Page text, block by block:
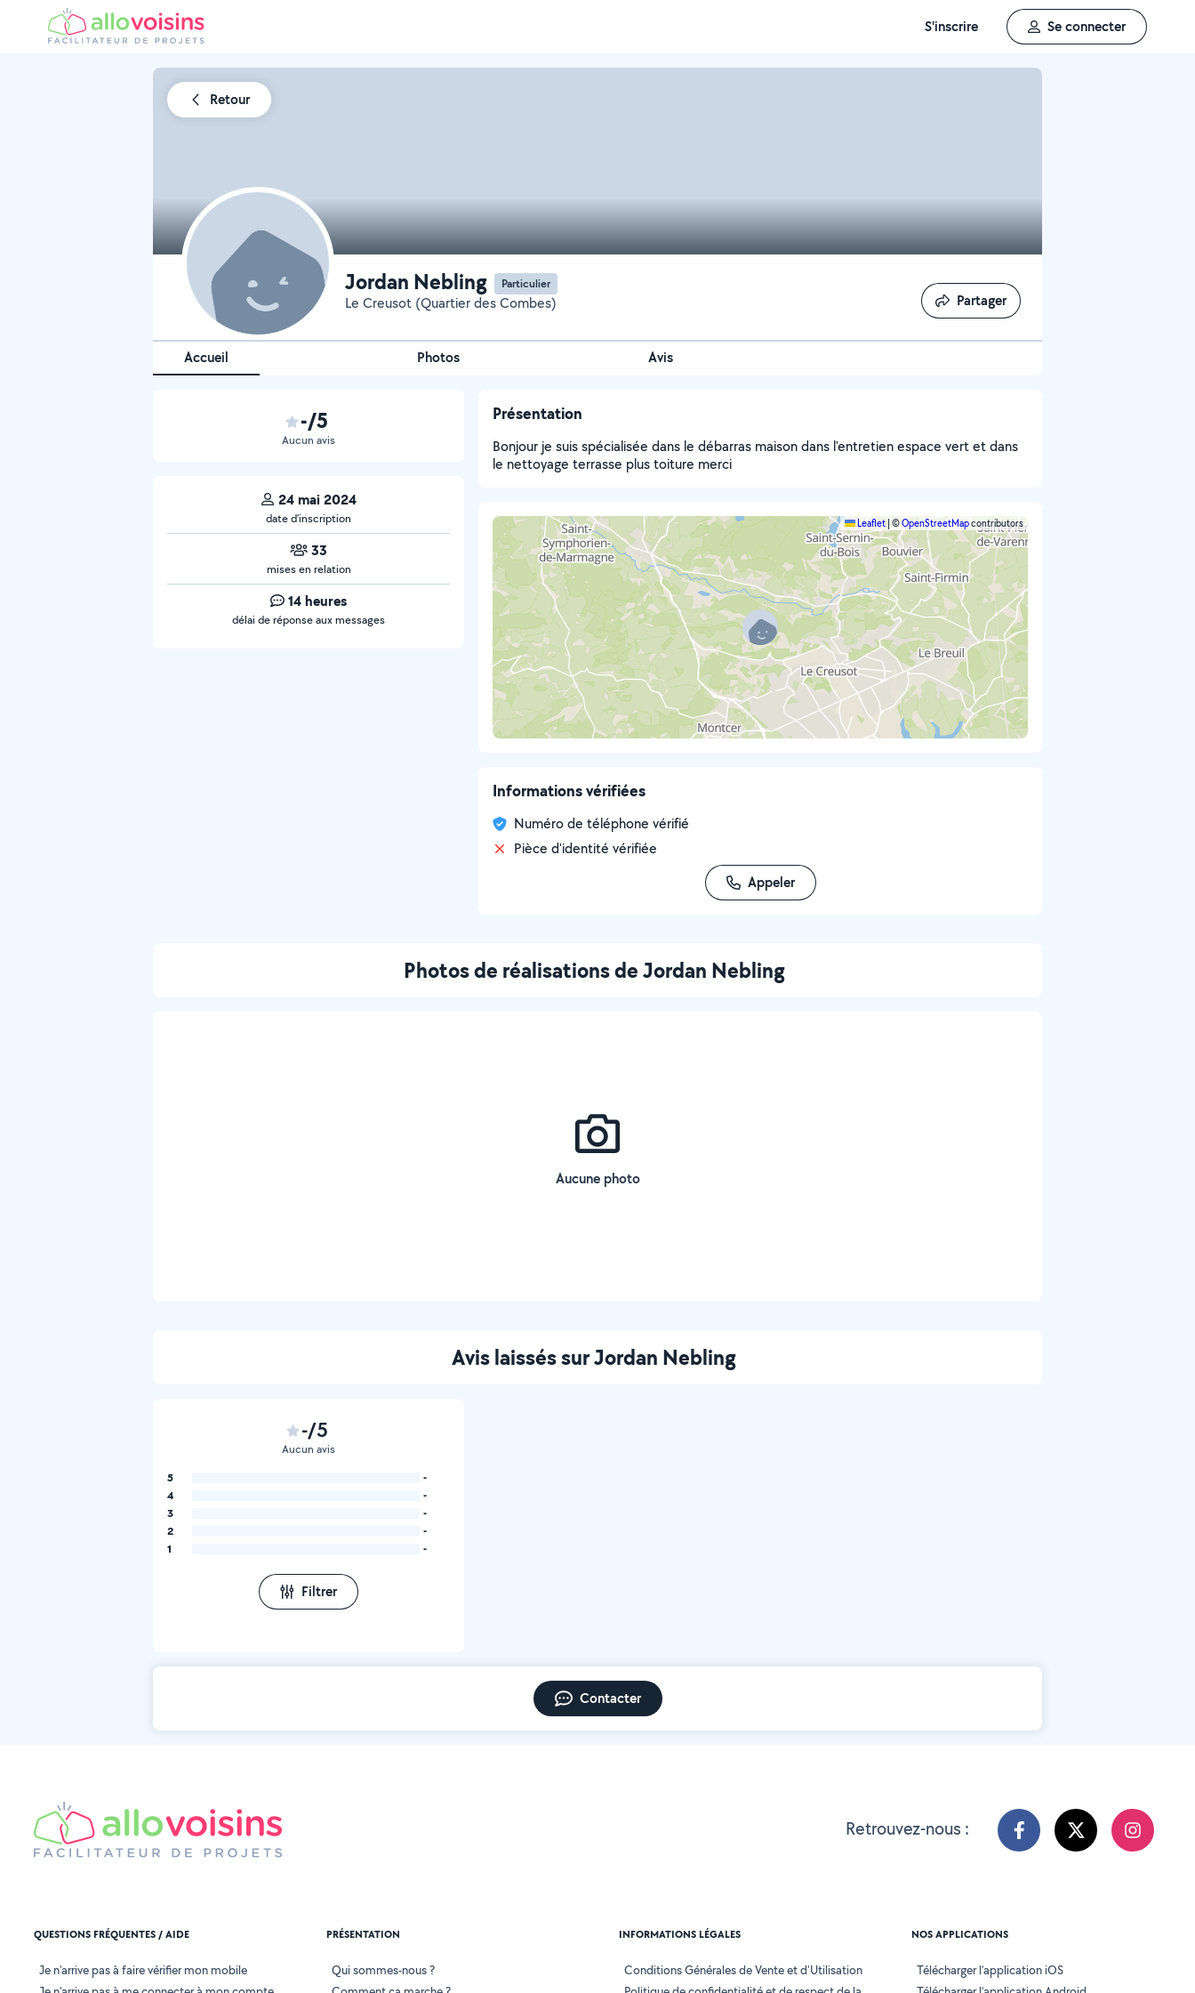
S'inscrire Se connecter
Retour
Jordan Nebling Particulier
Le Creusot (Quartier des Combes) Partager
Partager
Accueil Photos Avis
-/5
Aucun avis
24 mai 2024
date d’inscription
33
mises en relation
14 heures
délai de réponse aux messages
Présentation
Bonjour je suis spécialisée dans le débarras maison dans l'entretien espace vert et dans
le nettoyage terrasse plus toiture merci
Leaflet ©OpenStreetMapcontributors
Informations vérifiées
Numéro de téléphone vérifié
Pièce d'identité vérifiée
Appeler
Photos de réalisations de Jordan Nebling
Aucune photo
Avis laissés sur Jordan Nebling
-/5
Aucun avis
5
-
4
-
3
-
2
-
1
-
Filtrer
Contacter
Retrouvez-nous :
QUESTIONS FRÉQUENTES / AIDE
Je n'arrive pas à faire vérifier mon mobile
PRÉSENTATION
Qui sommes-nous ?
INFORMATIONS LÉGALES
Conditions Générales de Vente et d'Utilisation
NOS APPLICATIONS
Télécharger l’application iOS